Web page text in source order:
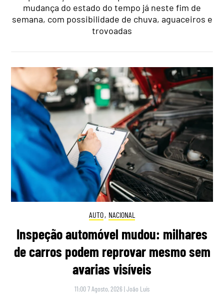
mudança do estado do tempo já neste fim de
semana, com possibilidade de chuva, aguaceiros e
trovoadas
AUTO, NACIONAL
Inspeção automóvel mudou: milhares
de carros podem reprovar mesmo sem
avarias visíveis
11:00 7 Agosto, 2026 |João Luís